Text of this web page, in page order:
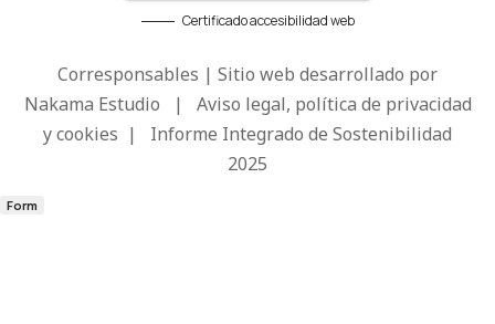
Certificado accesibilidad web
Corresponsables | Sitio web desarrollado por
Nakama Estudio | Aviso legal, política de privacidad
y cookies | Informe Integrado de Sostenibilidad
2025
Form